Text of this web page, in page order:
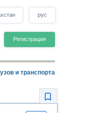
рус
Регистрация
и транспорта